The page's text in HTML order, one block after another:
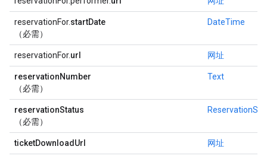
reservationFor.startDate
（必需）
DateTime
reservationFor.url 网址
reservationNumber
（必需）
Text
reservationStatus
（必需）
ticketDownloadUrl 网址